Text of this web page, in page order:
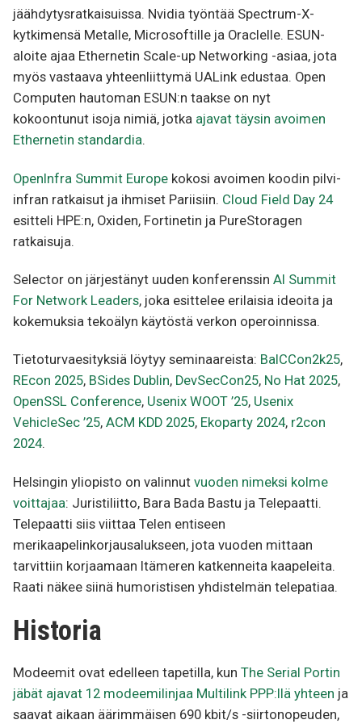
jäähdytysratkaisuissa. Nvidia työntää Spectrum-X-
kytkimensä Metalle, Microsoftille ja Oraclelle. ESUN-
aloite ajaa Ethernetin Scale-up Networking -asiaa, jota
myös vastaava yhteenliittymä UALink edustaa. Open
Computen hautoman ESUN:n taakse on nyt
kokoontunut isoja nimiä, jotka ajavat täysin avoimen
Ethernetin standardia.
OpenInfra Summit Europe kokosi avoimen koodin pilvi-
infran ratkaisut ja ihmiset Pariisiin. Cloud Field Day 24
esitteli HPE:n, Oxiden, Fortinetin ja PureStoragen
ratkaisuja.
Selector on järjestänyt uuden konferenssin AI Summit
For Network Leaders, joka esittelee erilaisia ideoita ja
kokemuksia tekoälyn käytöstä verkon operoinnissa.
Tietoturvaesityksiä löytyy seminaareista: BalCCon2k25,
REcon 2025, BSides Dublin, DevSecCon25, No Hat 2025,
OpenSSL Conference, Usenix WOOT ’25, Usenix
VehicleSec ’25, ACM KDD 2025, Ekoparty 2024, r2con
2024.
Helsingin yliopisto on valinnut vuoden nimeksi kolme
voittajaa: Juristiliitto, Bara Bada Bastu ja Telepaatti.
Telepaatti siis viittaa Telen entiseen
merikaapelinkorjausalukseen, jota vuoden mittaan
tarvittiin korjaamaan Itämeren katkenneita kaapeleita.
Raati näkee siinä humoristisen yhdistelmän telepatiaa.
Historia
Modeemit ovat edelleen tapetilla, kun The Serial Portin
jäbät ajavat 12 modeemilinjaa Multilink PPP:llä yhteen ja
saavat aikaan äärimmäisen 690 kbit/s -siirtonopeuden,